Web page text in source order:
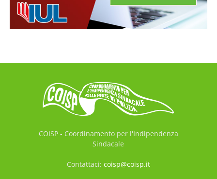
COISP - Coordinamento per l'Indipendenza
Sindacale
Contattaci: coisp@coisp.it